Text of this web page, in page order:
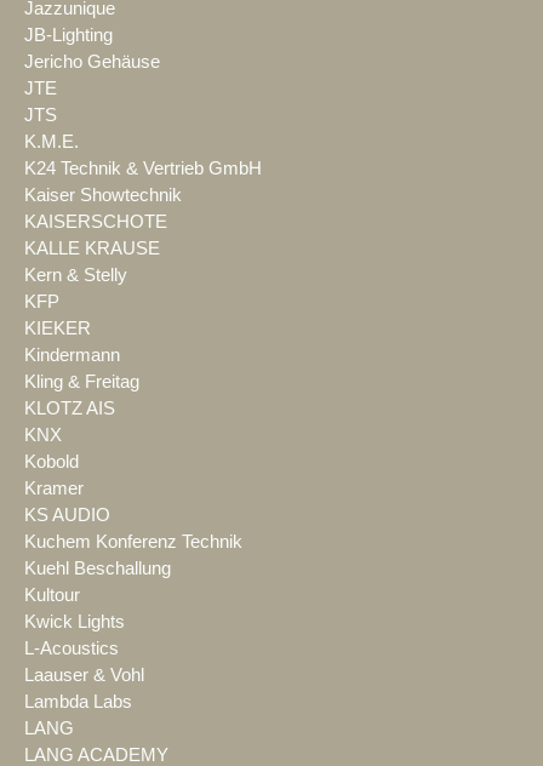
Jazzunique
JB-Lighting
Jericho Gehäuse
JTE
JTS
K.M.E.
K24 Technik & Vertrieb GmbH
Kaiser Showtechnik
KAISERSCHOTE
KALLE KRAUSE
Kern & Stelly
KFP
KIEKER
Kindermann
Kling & Freitag
KLOTZ AIS
KNX
Kobold
Kramer
KS AUDIO
Kuchem Konferenz Technik
Kuehl Beschallung
Kultour
Kwick Lights
L-Acoustics
Laauser & Vohl
Lambda Labs
LANG
LANG ACADEMY